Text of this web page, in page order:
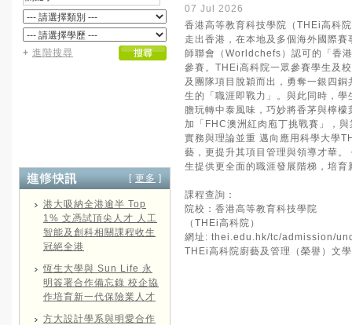
+ 進階搜尋
[ 更多 ]
港大吸納全港逾半 Top
1% 文憑試頂尖人才 人工
智能及創科相關課程收生
冠絕全港
恆生大學與 Sun Life 永
明簽署合作備忘錄 校企協
作培育新一代保險業人才
方大設計學系與明愛合作
07 Jul 2026
香港高等教育科技學院（THEi高科
走出香港，在本地及多個海外國際
師聯會（Worldchefs）認可的「香
參賽。THEi高科院一眾參賽學生及
及團隊項目脫穎而出，勇奪一銀四
生的「職涯即戰力」。與此同時，
膽玩轉中泰風味，巧妙將香茅與檸
加「FHC澳洲紅肉庖丁挑戰賽」，
實務與理論並重 邁向應用科學大學
藝，更提升其項目管理與領導才華
生提供更全面的職涯發展階梯，培
課程查詢：
院校：香港高等教育科技學院
（THEi高科院）
網址: thei.edu.hk/tc/admission/
THEi高科院廚藝及管理（榮譽）文